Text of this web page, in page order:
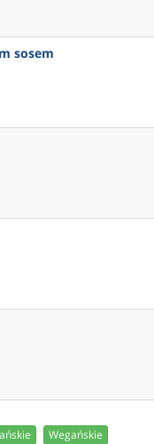
sosem
Wegańskie